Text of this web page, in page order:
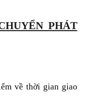
PHÁT
về thời gian giao